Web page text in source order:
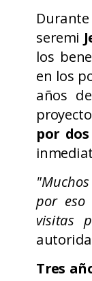
seremi
los
en los
años
por
por eso
visitas
Tres